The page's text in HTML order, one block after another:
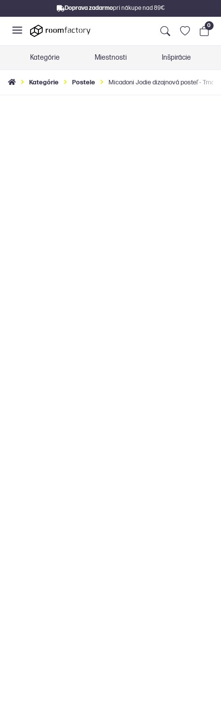
Doprava zadarmopri nákupe nad 89€
0
Kategórie Miestnosti Inšpirácie
Kategórie Postele Micadoni Jodie dizajnová posteľ -